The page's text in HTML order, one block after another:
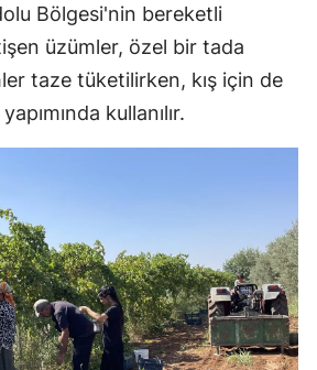
Bölgesi'nin bereketli
üzümler, özel bir tada
taze tüketilirken, kış için de
kullanılır.